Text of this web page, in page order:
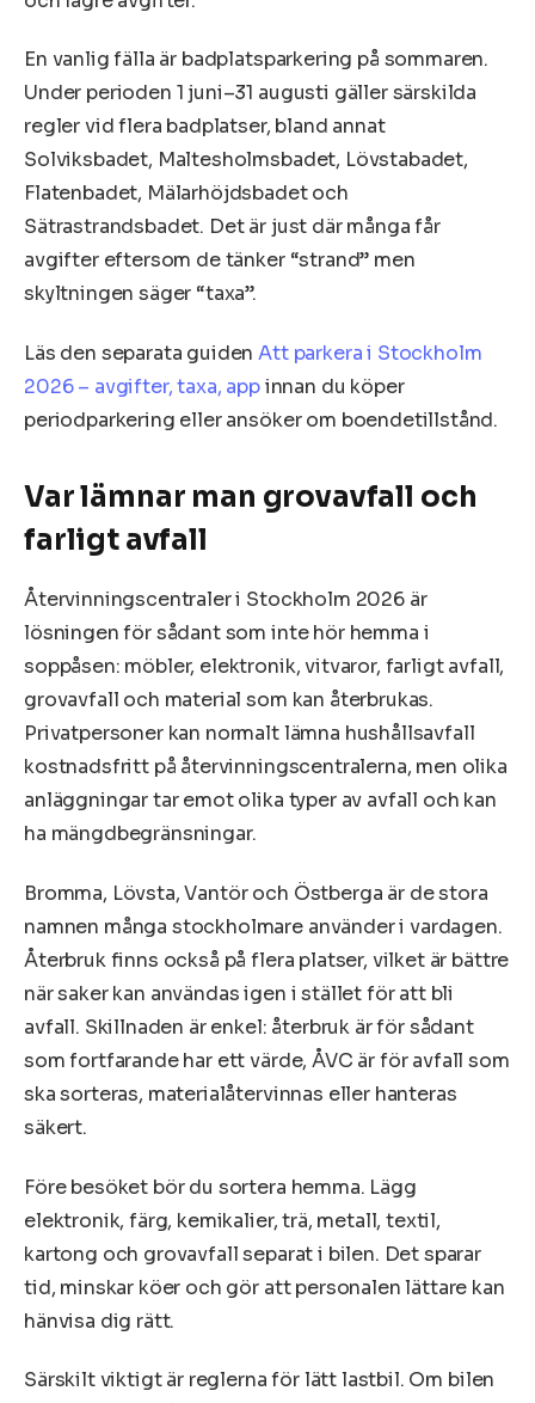
En vanlig fälla är badplatsparkering på sommaren.
Under perioden 1 juni–31 augusti gäller särskilda
regler vid flera badplatser, bland annat
Solviksbadet, Maltesholmsbadet, Lövstabadet,
Flatenbadet, Mälarhöjdsbadet och
Sätrastrandsbadet. Det är just där många får
avgifter eftersom de tänker “strand” men
skyltningen säger “taxa”.
Läs den separata guidenAtt parkera i Stockholm
2026 – avgifter, taxa, appinnan du köper
periodparkering eller ansöker om boendetillstånd.
Var lämnar man grovavfall och
farligt avfall
Återvinningscentraler i Stockholm 2026 är
lösningen för sådant som inte hör hemma i
soppåsen: möbler, elektronik, vitvaror, farligt avfall,
grovavfall och material som kan återbrukas.
Privatpersoner kan normalt lämna hushållsavfall
kostnadsfritt på återvinningscentralerna, men olika
anläggningar tar emot olika typer av avfall och kan
ha mängdbegränsningar.
Bromma, Lövsta, Vantör och Östberga är de stora
namnen många stockholmare använder i vardagen.
Återbruk finns också på flera platser, vilket är bättre
när saker kan användas igen i stället för att bli
avfall. Skillnaden är enkel: återbruk är för sådant
som fortfarande har ett värde, ÅVC är för avfall som
ska sorteras, materialåtervinnas eller hanteras
säkert.
Före besöket bör du sortera hemma. Lägg
elektronik, färg, kemikalier, trä, metall, textil,
kartong och grovavfall separat i bilen. Det sparar
tid, minskar köer och gör att personalen lättare kan
hänvisa dig rätt.
Särskilt viktigt är reglerna för lätt lastbil. Om bilen